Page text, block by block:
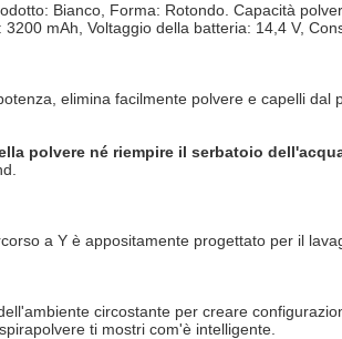
Bianco, Forma: Rotondo. Capacità
mAh, Voltaggio della batteria: 14,4 V,
elimina facilmente polvere e capelli
polvere né riempire il serbatoio
a Y è appositamente progettato per il
circostante per creare
ti mostri com'è intelligente.